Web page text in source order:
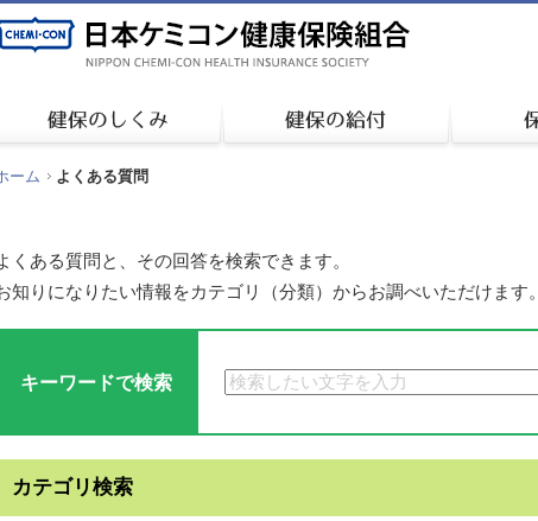
ーム よくある質問
くある質問と、その回答を検索できます。
知りになりたい情報をカテゴリ（分類）からお調べいただけます。
キーワードで検索
カテゴリ検索